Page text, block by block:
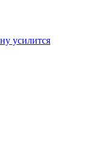
усилится